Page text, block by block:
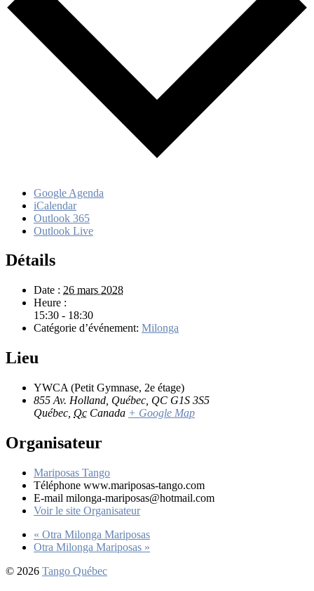
Google Agenda
iCalendar
Outlook 365
Outlook Live
Détails
Date : 26 mars 2028
Heure :
15:30 - 18:30
Catégorie d’événement: Milonga
Lieu
YWCA (Petit Gymnase, 2e étage)
855 Av. Holland, Québec, QC G1S 3S5
Québec Qc Canada + Google Map
Organisateur
Mariposas Tango
Téléphone www.mariposas-tango.com
E-mail milonga-mariposas@hotmail.com
Voir le site Organisateur
« Otra Milonga Mariposas
Otra Milonga Mariposas »
© 2026 Tango Québec